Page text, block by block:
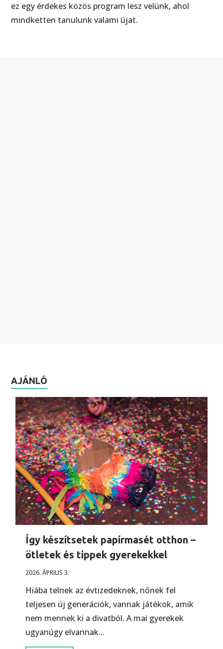
ez egy érdekes közös program lesz velünk, ahol
mindketten tanulunk valami újat.
AJÁNLÓ
Így készítsetek papírmasét otthon –
ötletek és tippek gyerekekkel
2026. ÁPRILIS 3.
Hiába telnek az évtizedeknek, nőnek fel
teljesen új generációk, vannak játékok, amik
nem mennek ki a divatból. A mai gyerekek
ugyanúgy elvannak...